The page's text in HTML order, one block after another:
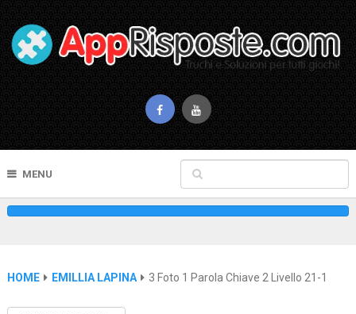
MENU
HOME EMILLIA LAPINA 3 Foto 1 Parola Chiave 2 Livello 21-1